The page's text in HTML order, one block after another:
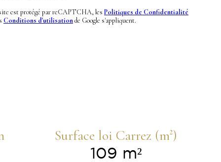
est protégé par reCAPTCHA, les Politiques de Confidentialité
Conditions d'utilisationde Google s'appliquent.
Surface loi Carrez (m²)
109 m²